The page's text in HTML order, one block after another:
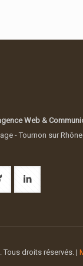
Web &
- Tournon sur
. Tous droits réservés. |